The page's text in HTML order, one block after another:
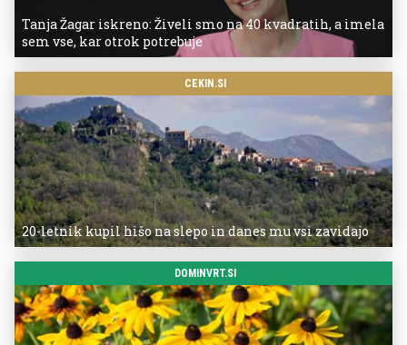
Tanja Žagar iskreno: Živeli smo na 40 kvadratih, a imela
sem vse, kar otrok potrebuje
CEKIN.SI
20-letnik kupil hišo na slepo in danes mu vsi zavidajo
DOMINVRT.SI